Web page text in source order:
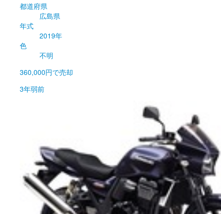
都道府県
広島県
年式
2019年
色
不明
360,000円で売却
3年弱前